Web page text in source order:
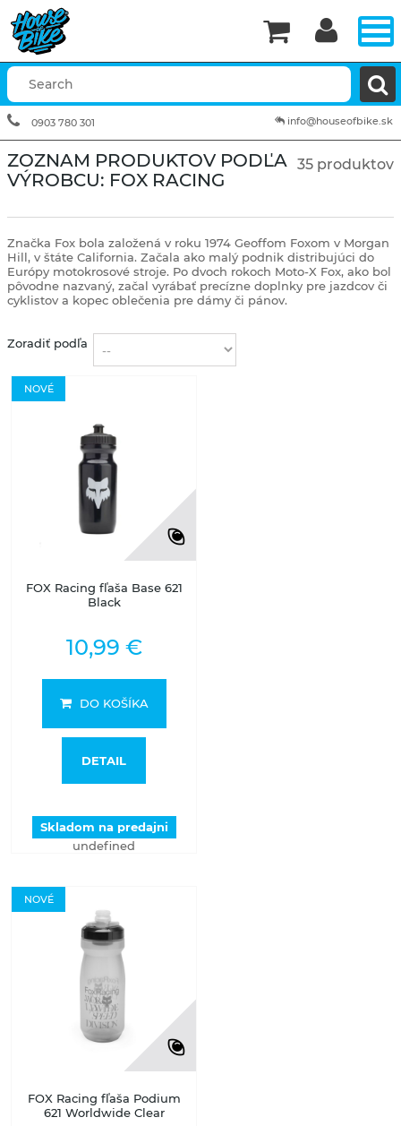
35 produktov
ZOZNAM PRODUKTOV PODĽA
VÝROBCU: FOX RACING
Značka Fox bola založená v roku 1974 Geoffom Foxom v Morgan
Hill, v štáte California. Začala ako malý podnik distribujúci do
Európy motokrosové stroje. Po dvoch rokoch Moto-X Fox, ako bol
pôvodne nazvaný, začal vyrábať precízne doplnky pre jazdcov či
cyklistov a kopec oblečenia pre dámy či pánov.
Zoradiť podľa
NOVÉ
FOX Racing fľaša Base 621
Black
10,99 €
DO KOŠÍKA
DETAIL
Skladom na predajni
undefined
NOVÉ
FOX Racing fľaša Podium
621 Worldwide Clear


info@houseofbike.sk
0903 780 301